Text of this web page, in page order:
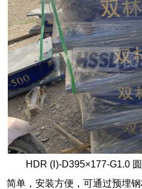
HDR (Ⅰ)-D395×177-G1.0
简单，安装方便，可通过预埋